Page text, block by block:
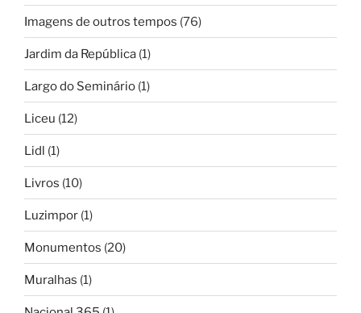
Imagens de outros tempos (76)
Jardim da República (1)
Largo do Seminário (1)
Liceu (12)
Lidl (1)
Livros (10)
Luzimpor (1)
Monumentos (20)
Muralhas (1)